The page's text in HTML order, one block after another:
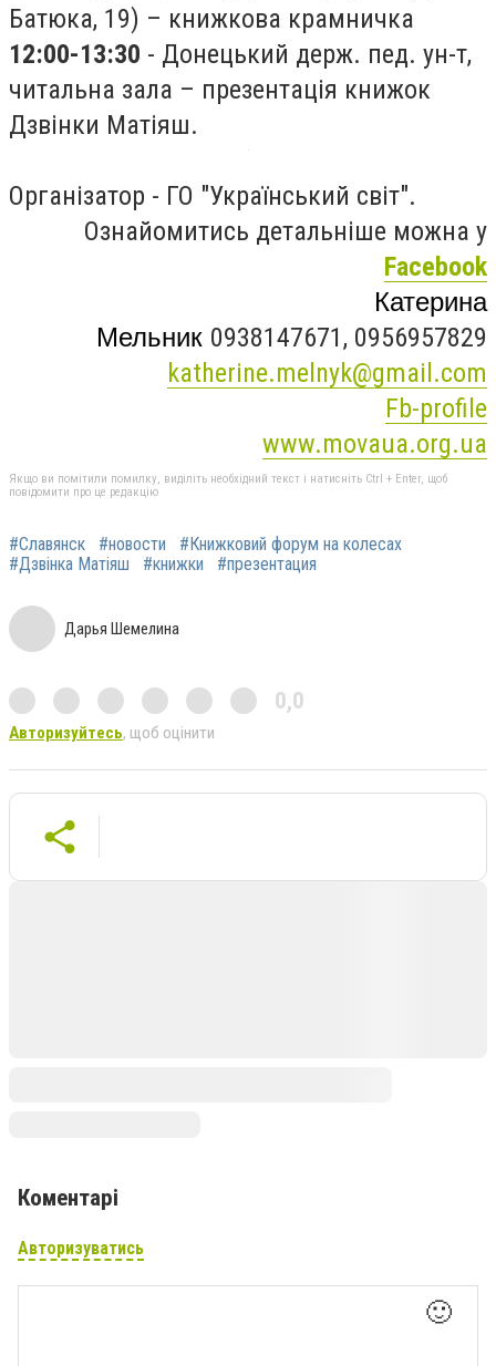
Батюка, 19) – книжкова крамничка
12:00-13:30 - Донецький держ. пед. ун-т,
читальна зала – презентація книжок
Дзвінки Матіяш.
Організатор - ГО "Український світ".
Ознайомитись детальніше можна у
Facebook
Катерина
Мельник 0938147671, 0956957829
katherine.melnyk@gmail.com
Fb-profile
www.movaua.org.ua
Якщо ви помітили помилку, виділіть необхідний текст і натисніть Ctrl + Enter, щоб
повідомити про це редакцію
#Славянск #новости
#Книжковий форум на колесах
#Дзвінка Матіяш
#книжки #презентация
Дарья Шемелина
0,0
Авторизуйтесь, щоб оцінити
Коментарі
Авторизуватись
🙂